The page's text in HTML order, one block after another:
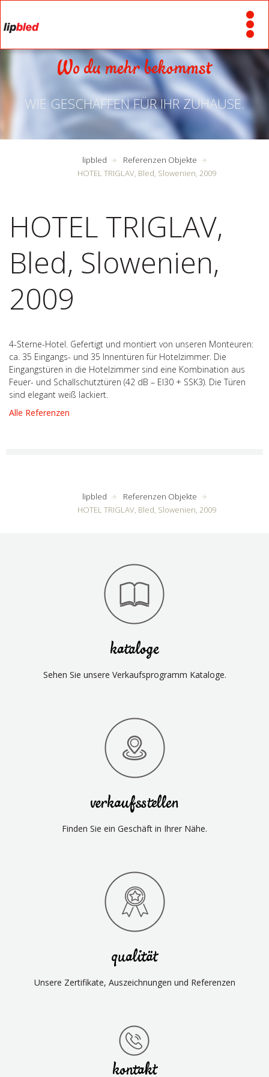
Wo du mehr bekommst
WIE GESCHAFFEN FÜR IHR ZUHAUSE.
lipbled
Referenzen Objekte
HOTEL TRIGLAV, Bled, Slowenien, 2009
HOTEL TRIGLAV,
Bled, Slowenien,
2009
4-Sterne-Hotel. Gefertigt und montiert von unseren Monteuren:
ca. 35 Eingangs- und 35 Innentüren für Hotelzimmer. Die
Eingangstüren in die Hotelzimmer sind eine Kombination aus
Feuer- und Schallschutztüren (42 dB – EI30 + SSK3). Die Türen
sind elegant weiß lackiert.
Alle Referenzen
lipbled
Referenzen Objekte
HOTEL TRIGLAV, Bled, Slowenien, 2009
kataloge
Sehen Sie unsere Verkaufsprogramm Kataloge.
verkaufsstellen
Finden Sie ein Geschäft in Ihrer Nähe.
qualität
Unsere Zertifikate, Auszeichnungen und Referenzen
kontakt